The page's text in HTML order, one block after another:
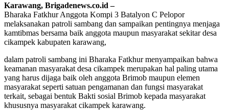
Karawang, Brigadenews.co.id –
Bharaka Fatkhur Anggota Kompi 3 Batalyon C Pelopor
melaksanakan patroli sambang dan sampaikan pentingnya menjaga
kamtibmas bersama baik anggota maupun masyarakat sekitar desa
cikampek kabupaten karawang,
dalam patroli sambang ini Bharaka Fatkhur menyampaikan bahwa
keamanan masyarakat desa cikampek merupakan hal paling utama
yang harus dijaga baik oleh anggota Brimob maupun elemen
masyarakat seperti satuan pengamanan dan fungsi masyarakat
terkait, sebagai bentuk Bakti sosial Brimob kepada masyarakat
khususnya masyarakat cikampek karawang.